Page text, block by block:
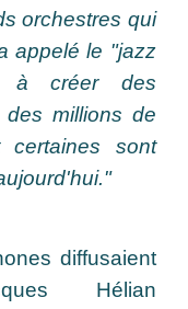
orchestres qui
appelé le "jazz
à créer des
millions de
certaines sont
diffusaient
Hélian